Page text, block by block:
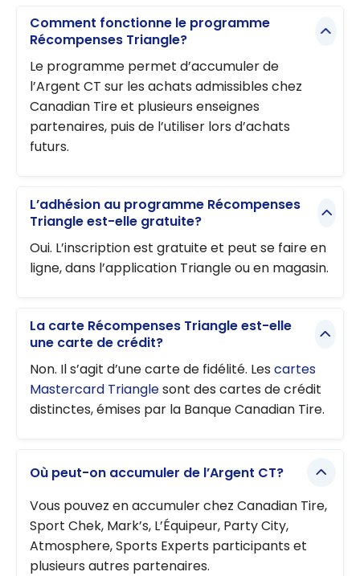
vos
récompen
ses
Comment fonctionne le programme
Récompenses Triangle?
Le programme permet d’accumuler de
l’Argent CT sur les achats admissibles chez
Canadian Tire et plusieurs enseignes
partenaires, puis de l’utiliser lors d’achats
futurs.
L’adhésion au programme Récompenses
Triangle est-elle gratuite?
Oui. L’inscription est gratuite et peut se faire en
ligne, dans l’application Triangle ou en magasin.
La carte Récompenses Triangle est-elle
une carte de crédit?
Non. Il s’agit d’une carte de fidélité. Les cartes
Mastercard Trianglesont des cartes de crédit
distinctes, émises par la Banque Canadian Tire.
Où peut-on accumuler de l’Argent CT?
Vous pouvez en accumuler chez Canadian Tire,
Sport Chek, Mark’s, L’Équipeur, Party City,
Atmosphere, Sports Experts participants et
plusieurs autres partenaires.